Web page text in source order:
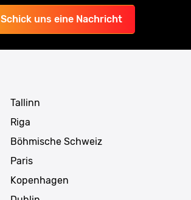
Schick uns eine Nachricht
Tallinn
Riga
Böhmische Schweiz
Paris
Kopenhagen